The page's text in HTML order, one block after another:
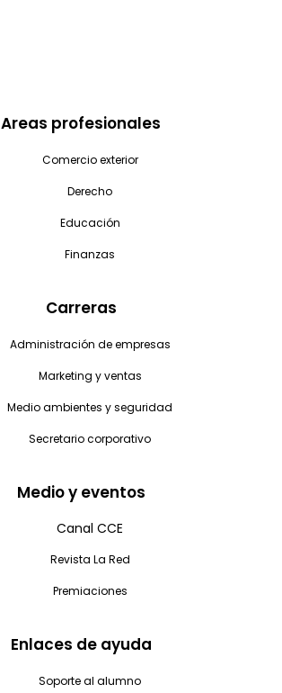
Areas profesionales
Comercio exterior
Derecho
Educación
Finanzas
Carreras
Administración de empresas
Marketing y ventas
Medio ambientes y seguridad
Secretario corporativo
Medio y eventos
Canal CCE
Revista La Red
Premiaciones
Enlaces de ayuda
Soporte al alumno